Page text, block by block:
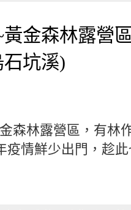
黃金森林露營
坑溪)
森林露營區，有林
疫情鮮少出門，趁